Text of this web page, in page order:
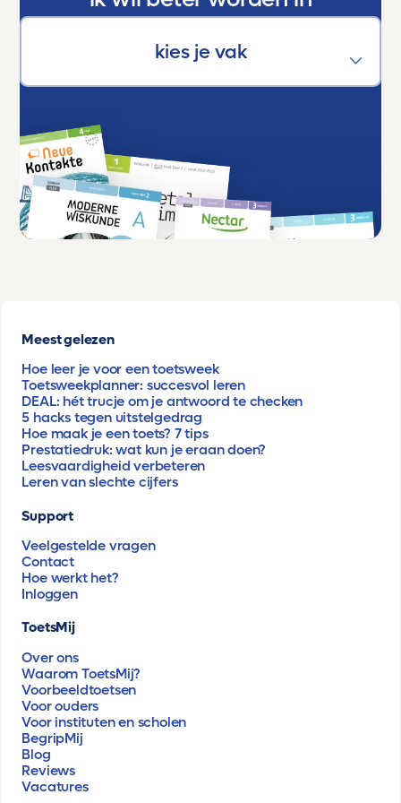
Meest gelezen
Hoe leer je voor een toetsweek
Toetsweekplanner: succesvol leren
DEAL: hét trucje om je antwoord te checken
5 hacks tegen uitstelgedrag
Hoe maak je een toets? 7 tips
Prestatiedruk: wat kun je eraan doen?
Leesvaardigheid verbeteren
Leren van slechte cijfers
Support
Veelgestelde vragen
Contact
Hoe werkt het?
Inloggen
ToetsMij
Over ons
Waarom ToetsMij?
Voorbeeldtoetsen
Voor ouders
Voor instituten en scholen
BegripMij
Blog
Reviews
Vacatures